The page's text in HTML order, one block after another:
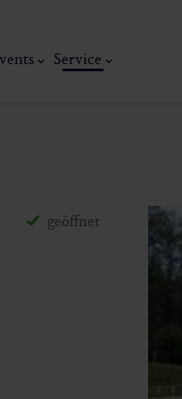
Service
geöffnet